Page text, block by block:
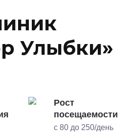
Улыбки»
Рост
посещаемости
с 80 до 250/день